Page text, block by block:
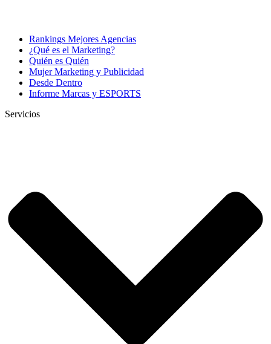
Rankings Mejores Agencias
¿Qué es el Marketing?
Quién es Quién
Mujer Marketing y Publicidad
Desde Dentro
Informe Marcas y ESPORTS
Servicios